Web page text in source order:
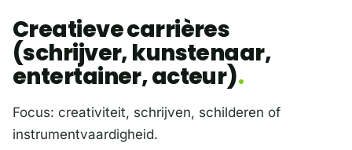
Creatieve carrières
(schrijver, kunstenaar,
entertainer, acteur)
Focus: creativiteit, schrijven, schilderen of
instrumentvaardigheid.